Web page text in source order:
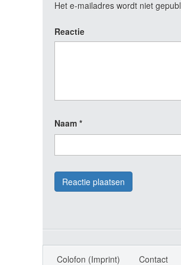
Het e-mailadres wordt niet
Reactie
Naam *
Colofon (Imprint) Contact